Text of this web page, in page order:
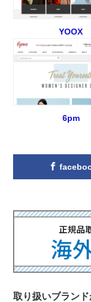
YOOX
6pm
取り扱いブラン